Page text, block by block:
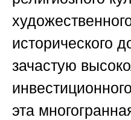
исторического
зачастую
эта